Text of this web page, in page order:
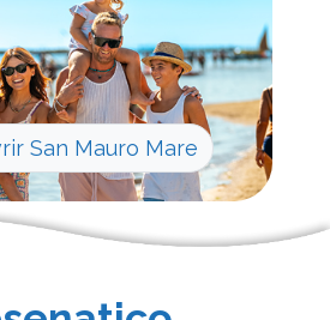
San Mauro Mare